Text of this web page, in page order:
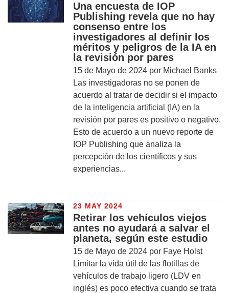
Una encuesta de IOP
Publishing revela que no hay
consenso entre los
investigadores al definir los
méritos y peligros de la IA en
la revisión por pares
15 de Mayo de 2024 por Michael Banks
Las investigadoras no se ponen de
acuerdo al tratar de decidir si el impacto
de la inteligencia artificial (IA) en la
revisión por pares es positivo o negativo.
Esto de acuerdo a un nuevo reporte de
IOP Publishing que analiza la
percepción de los científicos y sus
experiencias...
23 MAY 2024
Retirar los vehículos viejos
antes no ayudará a salvar el
planeta, según este estudio
15 de Mayo de 2024 por Faye Holst
Limitar la vida útil de las flotillas de
vehículos de trabajo ligero (LDV en
inglés) es poco efectiva cuando se trata